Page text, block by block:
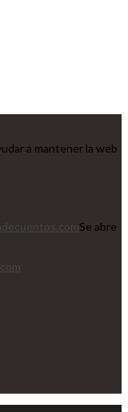
a mantener la web
Se abre